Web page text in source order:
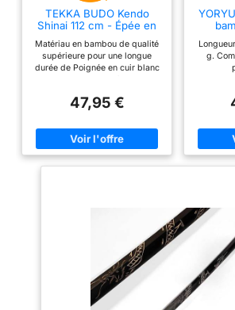
TEKKA BUDO Kendo
Shinai 112 cm - Épée en
cuir blanc - Tsuba -
Bandes de bambou
incluses
Matériau en bambou de qualité
supérieure pour une longue
durée de Poignée en cuir blanc
supplémentaire Longueur
Équilibre entre maniabilité et
authenticité
47,95 €
g.